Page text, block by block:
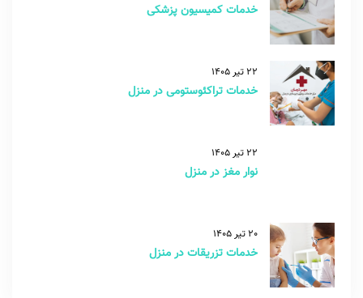
خدمات کمیسیون پزشکی
22 تیر 1405
خدمات تراکئوستومی در منزل
22 تیر 1405
نوار مغز در منزل
20 تیر 1405
خدمات تزریقات در منزل